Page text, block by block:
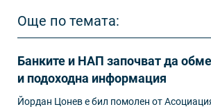
Още по темата:
Банките и НАП започват да
и подоходна информация
Йордан Цонев е бил помолен от